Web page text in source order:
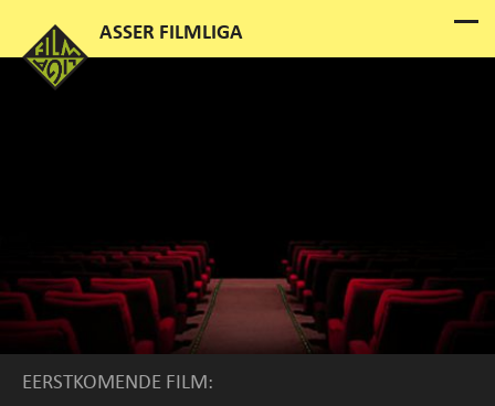
EERSTKOMENDE FILM: